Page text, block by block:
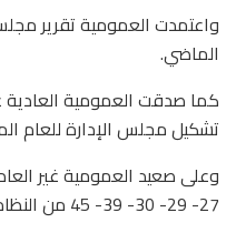
واعتمدت العمومية تقرير
الماضي.
كما صدقت العمومية العادية
تشكيل مجلس الإدارة للعام
27- 29- 30- 39- 45 من النظام الأساسي للبنك.